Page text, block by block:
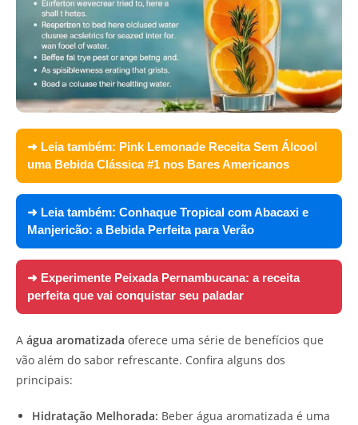
➜ Leia também: Pink Lemonade Receita Sem Álcool
uma Bebida Clássica #1 nos Bares Americanos
➜ Leia também: Conhaque Tropical com Abacaxi e
Manjericão: a Bebida Perfeita para Verão
➜ Experimente Peixada Pernambucana: a receita
perfeita que vai conquistar seu paladar
A água aromatizada oferece uma série de benefícios que
vão além do sabor refrescante. Confira alguns dos
principais:
Hidratação Melhorada: Beber água aromatizada é uma